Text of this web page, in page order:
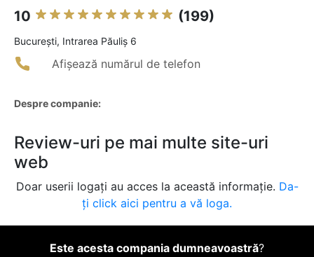
10 (199)
Bucureşti, Intrarea Păuliș 6
Afișează numărul de telefon
Despre companie:
Review-uri pe mai multe site-uri
web
Doar userii logați au acces la această informație. Da-
ți click aici pentru a vă loga.
Este acesta compania dumneavoastră?